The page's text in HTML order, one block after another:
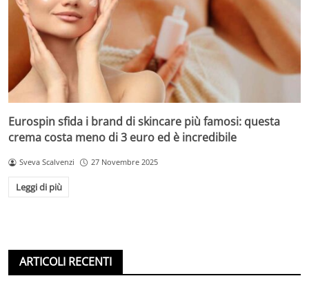
Eurospin sfida i brand di skincare più famosi: questa
crema costa meno di 3 euro ed è incredibile
Sveva Scalvenzi 27 Novembre 2025
Leggi di più
ARTICOLI RECENTI